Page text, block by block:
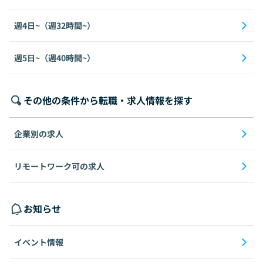
週4日~（週32時間~）
週5日~（週40時間~）
その他の条件から転職・求人情報を探す
企業別の求人
リモートワーク可の求人
お知らせ
イベント情報